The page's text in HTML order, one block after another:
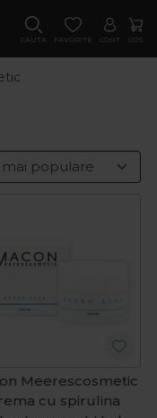
CAUTA FAVORITE CONT COS
Meerescosmetic
cu spirulina